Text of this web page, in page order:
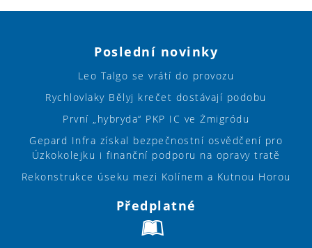
Poslední novinky
Leo Talgo se vrátí do provozu
Rychlovlaky Bělyj krečet dostávají podobu
První „hybryda“ PKP IC ve Żmigródu
Gepard Infra získal bezpečnostní osvědčení pro
Úzkokolejku i finanční podporu na opravy tratě
Rekonstrukce úseku mezi Kolínem a Kutnou Horou
Předplatné